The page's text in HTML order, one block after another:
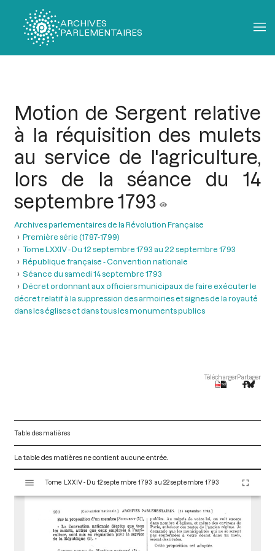
ARCHIVES
PARLEMENTAIRES
Motion de Sergent relative
à la réquisition des mulets
au service de l'agriculture,
lors de la séance du 14
septembre 1793
Archives parlementaires de la Révolution Française
Première série (1787-1799)
Tome LXXIV - Du 12 septembre 1793 au 22 septembre 1793
République française - Convention nationale
Séance du samedi 14 septembre 1793
Décret ordonnant aux officiers municipaux de faire exécuter le
décret relatif à la suppression des armoiries et signes de la royauté
dans les églises et dans tous les monuments publics
TéléchargerPartager
Table des matières
La table des matières ne contient aucune entrée.
s
Tome LXXIV - Du 12 septembre 1793 au 22 septembre 1793